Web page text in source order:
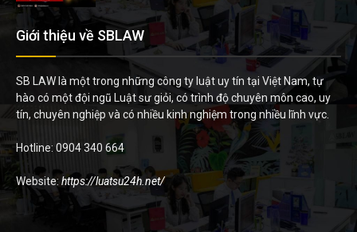
Giới thiệu về SBLAW
SB LAW là một trong những công ty luật uy tín tại Việt Nam, tự
hào có một đội ngũ Luật sư giỏi, có trình độ chuyên môn cao, uy
tín, chuyên nghiệp và có nhiều kinh nghiệm trong nhiều lĩnh vực.
Hotline: 0904 340 664
Website: https://luatsu24h.net/